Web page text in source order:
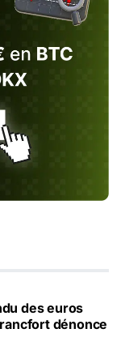
des euros
dénonce